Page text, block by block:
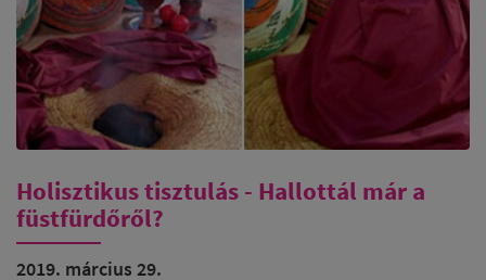
Holisztikus tisztulás - Hallottál már a
füstfürdőről?
2019. március 29.